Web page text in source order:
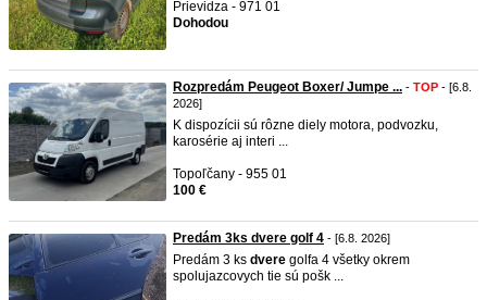
Prievidza - 971 01
Dohodou
Rozpredám Peugeot Boxer/ Jumpe ... - TOP - [6.8.
2026]
K dispozícii sú rôzne diely motora, podvozku,
karosérie aj interi ...
Topoľčany - 955 01
100 €
Predám 3ks dvere golf 4 - [6.8. 2026]
Predám 3 ks dvere golfa 4 všetky okrem
spolujazcovych tie sú pošk ...